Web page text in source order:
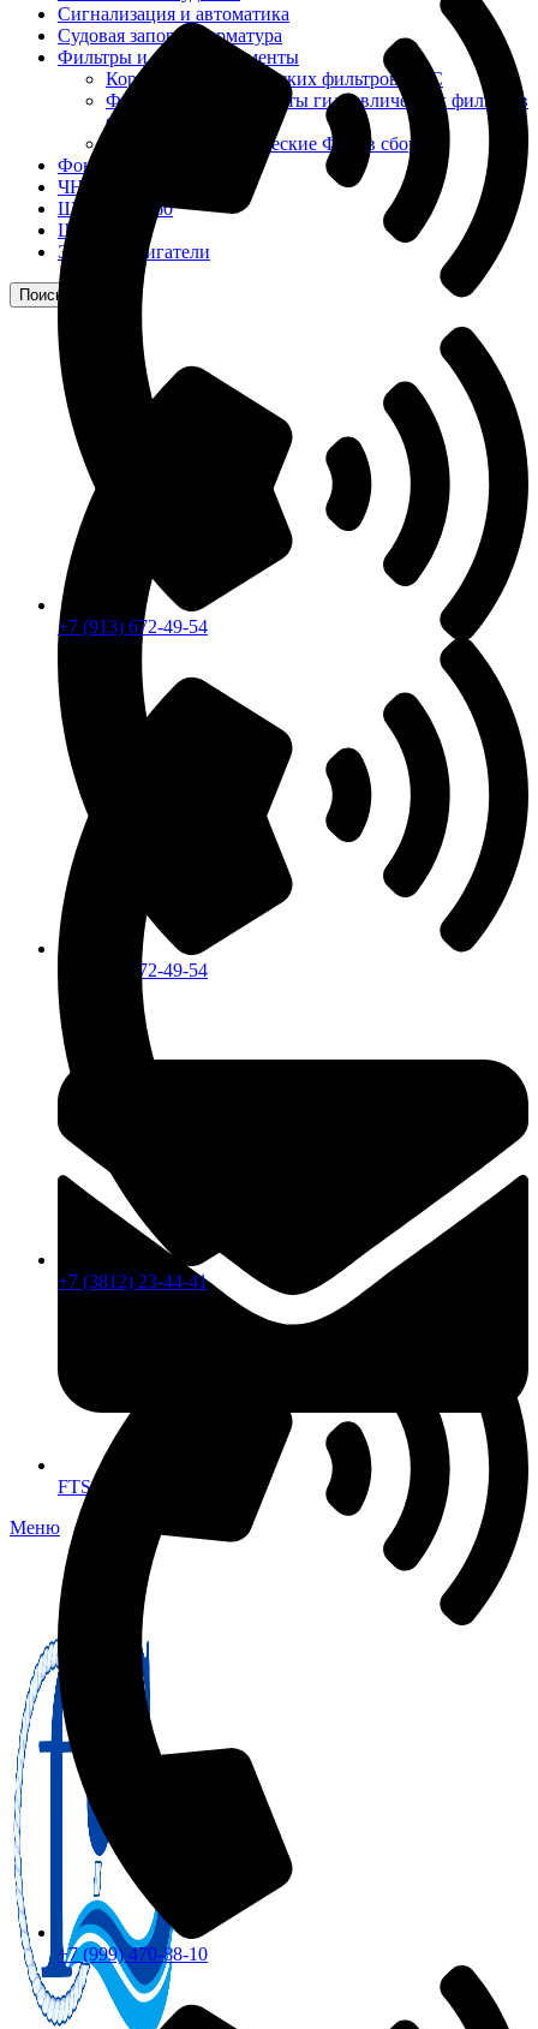
Сигнализация и автоматика
Судовая запорная арматура
Фильтры и фильтроэлементы
Корпусы гидравлических фильтров ФГС
Фильтрующие элементы гидравлических фильтров
ФГС
Фильтры гидравлические ФГС в сборе
Фонари
ЧН 25/34
Шкода 6S-160
Шкода-275
Электродвигатели
Поиск
+7 (913) 672-49-54
FTS-omsk@mail.ru
Меню
+7 (913) 672-49-54
+7 (3812) 23-44-41
+7 (999) 470-88-10